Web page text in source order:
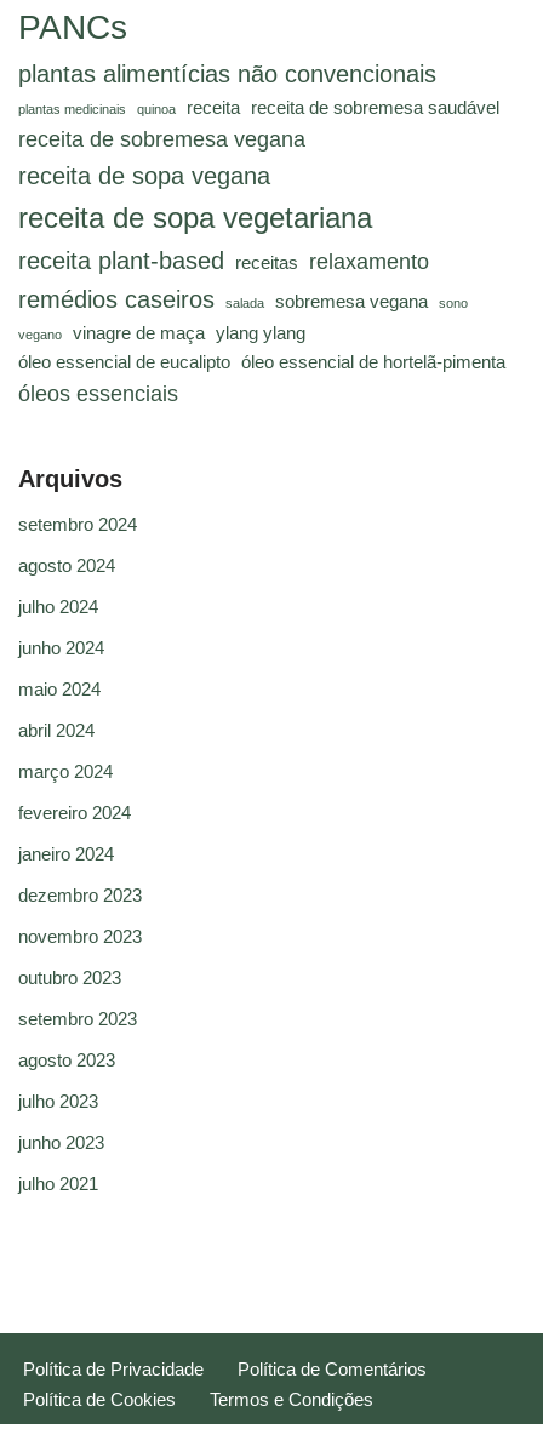
PANCs
plantas alimentícias não convencionais
plantas medicinais quinoa receita receita de sobremesa saudável
receita de sobremesa vegana
receita de sopa vegana
receita de sopa vegetariana
receita plant-based receitas relaxamento
remédios caseiros salada sobremesa vegana sono
vegano vinagre de maça ylang ylang
óleo essencial de eucalipto óleo essencial de hortelã-pimenta
óleos essenciais
Arquivos
setembro 2024
agosto 2024
julho 2024
junho 2024
maio 2024
abril 2024
março 2024
fevereiro 2024
janeiro 2024
dezembro 2023
novembro 2023
outubro 2023
setembro 2023
agosto 2023
julho 2023
junho 2023
julho 2021
Política de Privacidade
Política de Comentários
Política de Cookies
Termos e Condições